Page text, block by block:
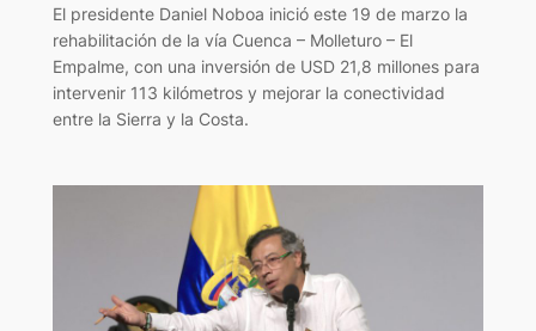
El presidente Daniel Noboa inició este 19 de marzo la
rehabilitación de la vía Cuenca – Molleturo – El
Empalme, con una inversión de USD 21,8 millones para
intervenir 113 kilómetros y mejorar la conectividad
entre la Sierra y la Costa.